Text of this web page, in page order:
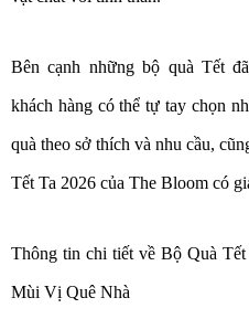
Bên cạnh những bộ quà Tết
khách hàng có thể tự tay chọn
quà theo sở thích và nhu cầu,
Tết Ta 2026 của The Bloom có
Thông tin chi tiết về Bộ Quà
Mùi Vị Quê Nhà